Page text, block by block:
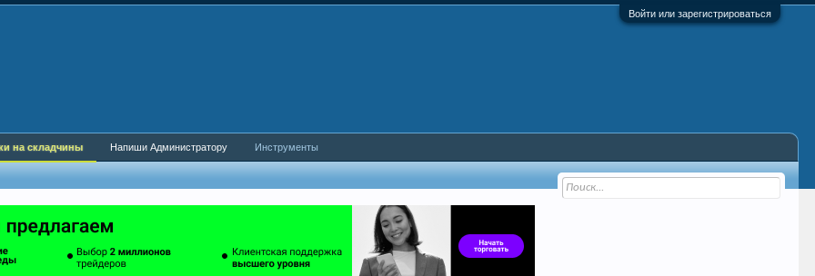
Войти или зарегистрироваться
на складчины Напиши Администратору Инструменты